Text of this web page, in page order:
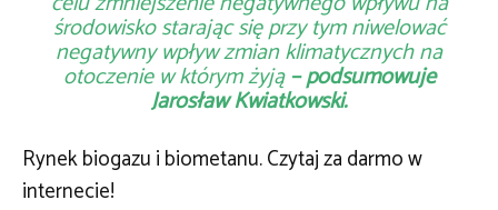
środowisko starając się przy tym niwelować
negatywny wpływ zmian klimatycznych na
otoczenie w którym żyją– podsumowuje
Jarosław Kwiatkowski.
Rynek biogazu i biometanu. Czytaj za darmo w
internecie!